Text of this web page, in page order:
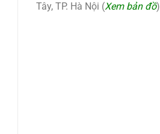
Tây, TP. Hà Nội (Xem bản đồ)